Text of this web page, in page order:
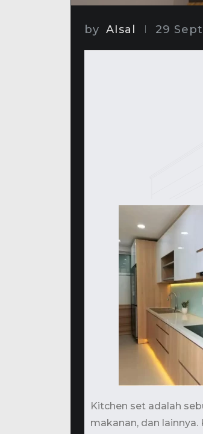
by AIsal 29
Kitchen set adalah
makanan, dan